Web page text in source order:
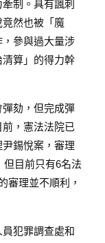
制。具有諷刺
然也被「魔
參與過大量涉
算」的得力幹
劾，但完成彈
，憲法法院已
錫悅案，審理
但目前只有6名法
審理並不順利，
犯罪調查處和